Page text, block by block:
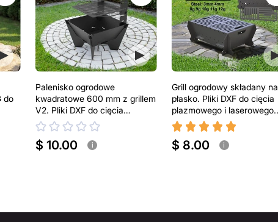
do
Palenisko ogrodowe
kwadratowe 600 mm z grillem
V2. Pliki DXF do cięcia
plazmowego i laserowego
$ 10.00 i
Grill ogrodowy składany na
płasko. Pliki DXF do cięcia
plazmowego i laserowego.
Turystyczny grill
$ 8.00 i